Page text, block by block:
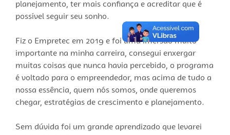
planejamento, ter mais confiança e acreditar que é
possível seguir seu sonho.
Fiz o Empretec em 2019 e foi uma imersão muito
importante na minha carreira, consegui enxergar
muitas coisas que nunca havia percebido, o programa
é voltado para o empreendedor, mas acima de tudo a
nossa essência, quem nós somos, onde queremos
chegar, estratégias de crescimento e planejamento.
Sem dúvida foi um grande aprendizado que levarei